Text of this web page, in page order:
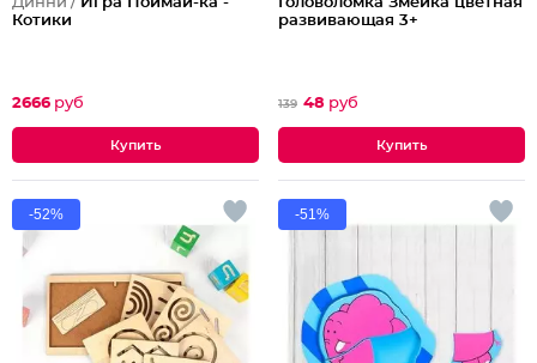
Котики
2666 руб
развивающая 3+
139 48 руб
-52% -51%